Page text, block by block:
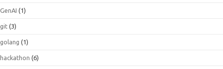
GenAI (1)
git (3)
golang (1)
hackathon (6)